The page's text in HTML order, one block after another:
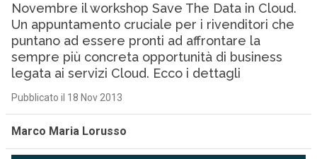
Novembre il workshop Save The Data in Cloud.
Un appuntamento cruciale per i rivenditori che
puntano ad essere pronti ad affrontare la
sempre più concreta opportunità di business
legata ai servizi Cloud. Ecco i dettagli
Pubblicato il 18 Nov 2013
Marco Maria Lorusso